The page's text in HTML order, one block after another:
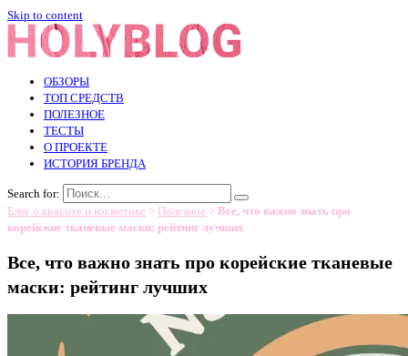
Skip to content
ОБЗОРЫ
ТОП СРЕДСТВ
ПОЛЕЗНОЕ
ТЕСТЫ
О ПРОЕКТЕ
ИСТОРИЯ БРЕНДА
Search for:
Блог о красоте и косметике > Полезное > Все, что важно знать про
корейские тканевые маски: рейтинг лучших
Все, что важно знать про корейские тканевые
маски: рейтинг лучших